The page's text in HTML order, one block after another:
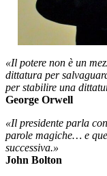
«Il potere non è un
dittatura per
per stabilire una
George Orwell
«Il presidente parla
parole magiche… e
successiva.»
John Bolton